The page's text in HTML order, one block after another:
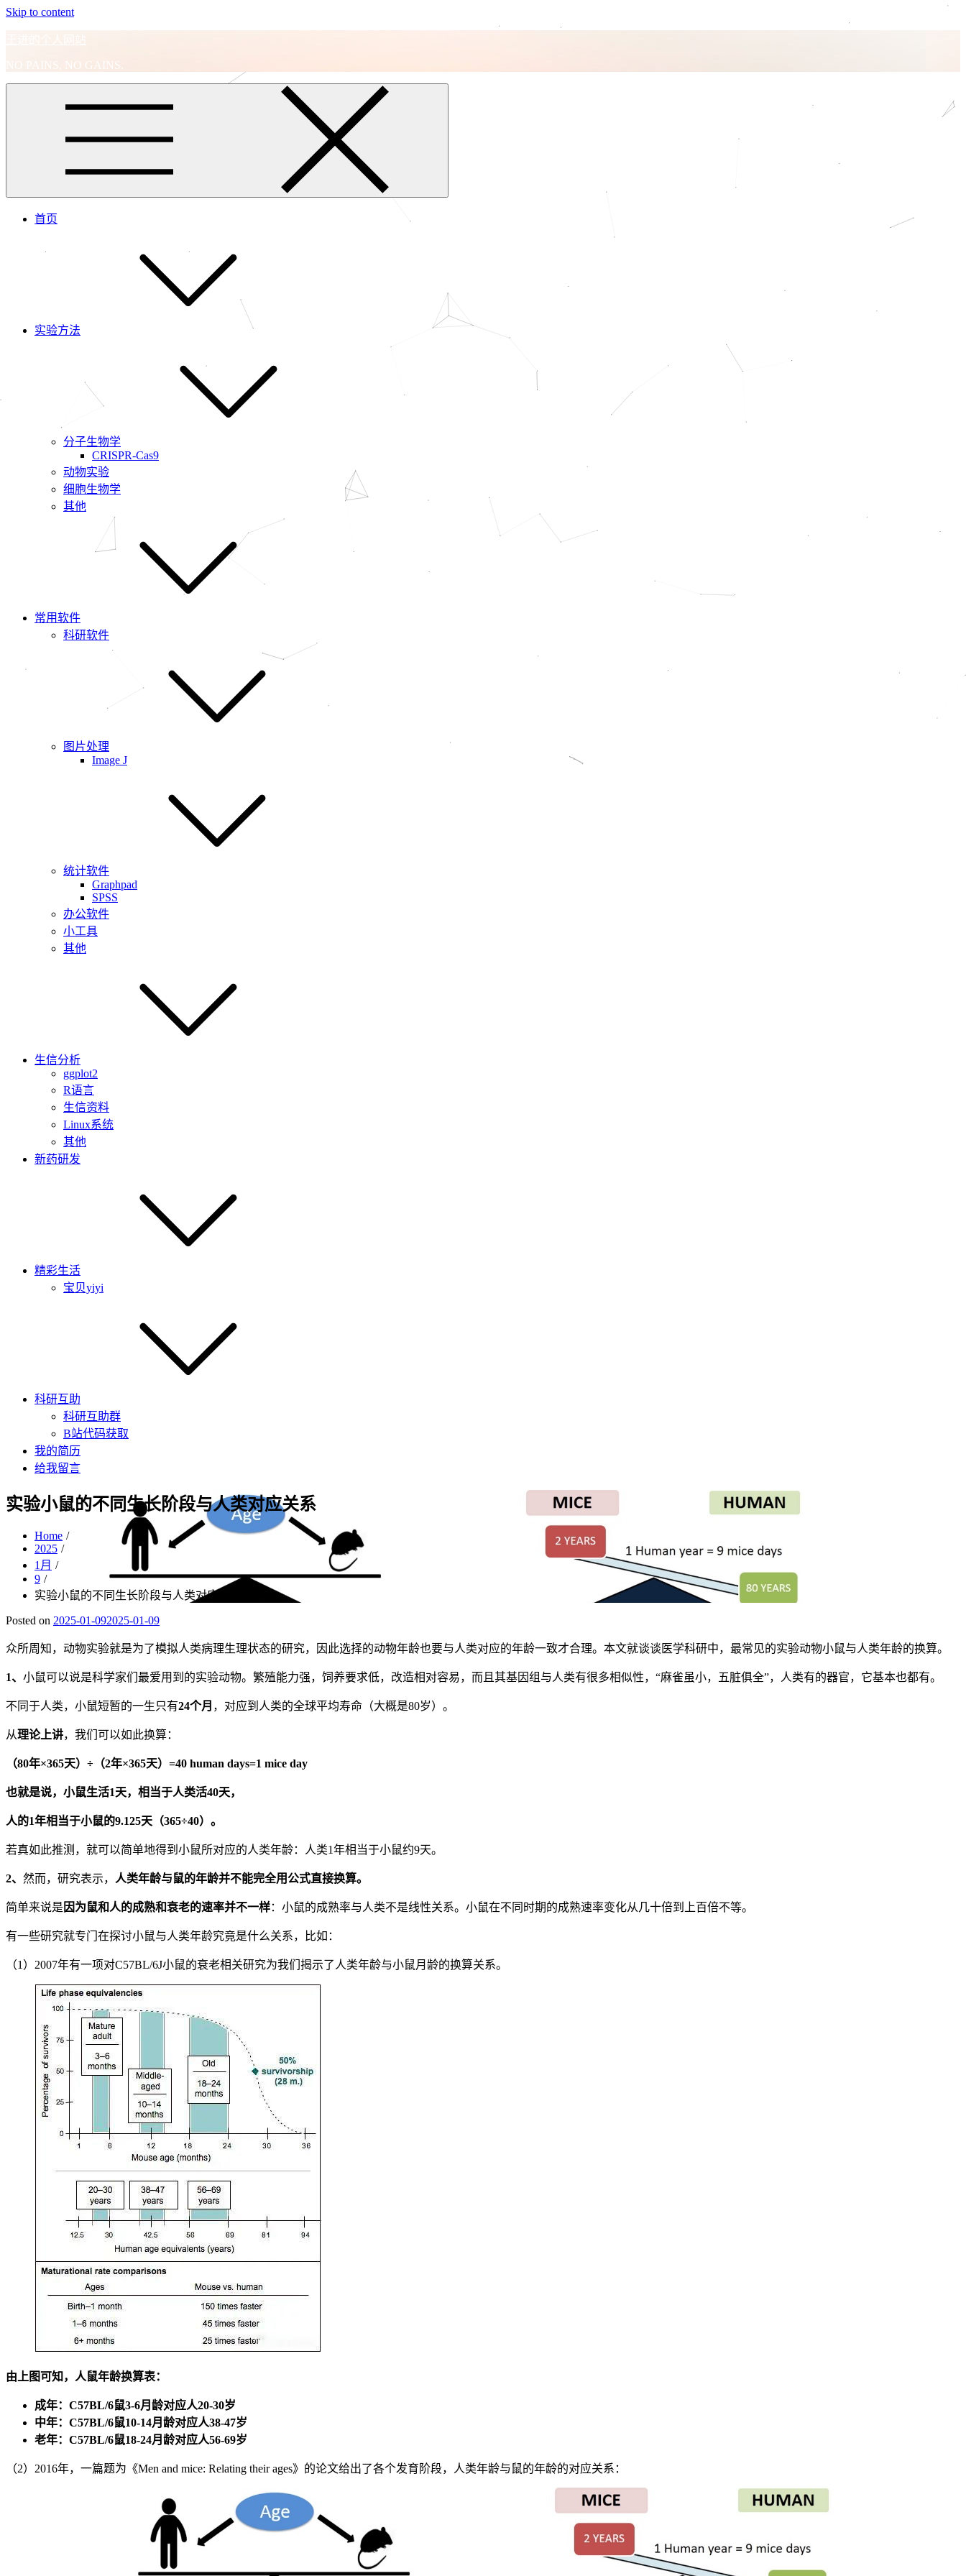
Skip to content
王进的个人网站
NO PAINS, NO GAINS.
首页
实验方法
分子生物学
CRISPR-Cas9
动物实验
细胞生物学
其他
常用软件
科研软件
图片处理
Image J
统计软件
Graphpad
SPSS
办公软件
小工具
其他
生信分析
ggplot2
R语言
生信资料
Linux系统
其他
新药研发
精彩生活
宝贝yiyi
科研互助
科研互助群
B站代码获取
我的简历
给我留言
实验小鼠的不同生长阶段与人类对应关系
Home
2025
1月
9
实验小鼠的不同生长阶段与人类对应关系
Posted on 2025-01-092025-01-09
众所周知，动物实验就是为了模拟人类病理生理状态的研究，因此选择的动物年龄也要与人类对应的年龄一致才合理。本文就谈谈医学科研中，最常见的实验动物小鼠与人类年龄的换算。
1、 小鼠可以说是科学家们最爱用到的实验动物。繁殖能力强，饲养要求低，改造相对容易，而且其基因组与人类有很多相似性，“麻雀虽小，五脏俱全”，人类有的器官，它基本也都有。
不同于人类，小鼠短暂的一生只有24个月 ，对应到人类的全球平均寿命（大概是80岁）。
从理论上讲，我们可以如此换算：
（80年×365天）÷（2年×365天）=40 human days=1 mice day
也就是说，小鼠生活1天，相当于人类活40天，
人的1年相当于小鼠的9.125天（365÷40）。
若真如此推测，就可以简单地得到小鼠所对应的人类年龄：人类1年相当于小鼠约9天。
2、 然而，研究表示， 人类年龄与鼠的年龄并不能完全用公式直接换算。
简单来说是 因为鼠和人的成熟和衰老的速率并不一样：小鼠的成熟率与人类不是线性关系。小鼠在不同时期的成熟速率变化从几十倍到上百倍不等。
有一些研究就专门在探讨小鼠与人类年龄究竟是什么关系，比如：
（1）2007年有一项对C57BL/6J小鼠的衰老相关研究为我们揭示了人类年龄与小鼠月龄的换算关系。
由上图可知，人鼠年龄换算表：
成年：C57BL/6鼠3-6月龄对应人20-30岁
中年：C57BL/6鼠10-14月龄对应人38-47岁
老年：C57BL/6鼠18-24月龄对应人56-69岁
（2）2016年，一篇题为《Men and mice: Relating their ages》的论文给出了各个发育阶段，人类年龄与鼠的年龄的对应关系：